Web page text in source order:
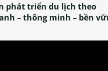
Làng làm bánh tẻ Phú Nhi
tỏa đặc sản xứ Đoài